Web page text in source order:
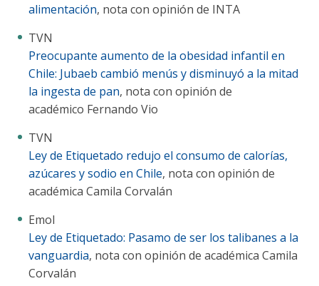
alimentación, nota con opinión de INTA
TVN
Preocupante aumento de la obesidad infantil en
Chile: Jubaeb cambió menús y disminuyó a la mitad
la ingesta de pan, nota con opinión de
académico Fernando Vio
TVN
Ley de Etiquetado redujo el consumo de calorías,
azúcares y sodio en Chile, nota con opinión de
académica Camila Corvalán
Emol
Ley de Etiquetado: Pasamo de ser los talibanes a la
vanguardia, nota con opinión de académica Camila
Corvalán